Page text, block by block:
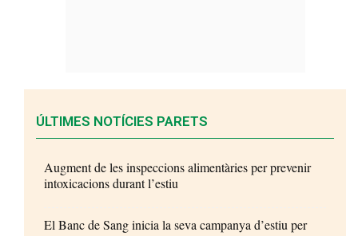
ÚLTIMES NOTÍCIES PARETS
Augment de les inspeccions alimentàries per prevenir
intoxicacions durant l’estiu
El Banc de Sang inicia la seva campanya d’estiu per